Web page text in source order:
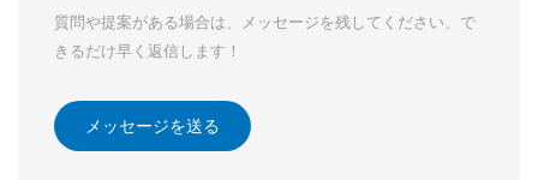
質問や提案がある場合は、メッセージを残してください、で
きるだけ早く返信します！
メッセージを送る